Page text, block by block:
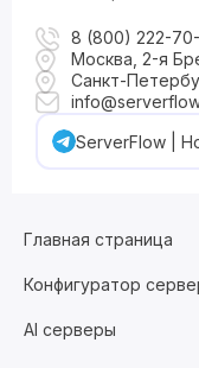
8 (800) 222-70-
Москва, 2-я
Санкт-
ServerFlow |
Главная страница
Конфигуратор
AI серверы